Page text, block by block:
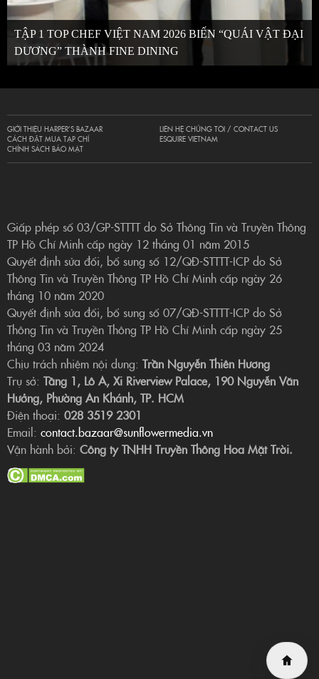
TẬP 1 TOP CHEF VIỆT NAM 2026 BIẾN “QUÁI VẬT ĐẠI
DƯƠNG” THÀNH FINE DINING
GIỚI THIỆU HARPER’S BAZAAR
CÁCH ĐẶT MUA TẠP CHÍ
CHÍNH SÁCH BẢO MẬT
LIÊN HỆ CHÚNG TÔI / CONTACT US
ESQUIRE VIETNAM
Giấp phép số 03/GP-STTTT do Sở Thông Tin và Truyền Thông
TP Hồ Chí Minh cấp ngày 12 tháng 01 năm 2015
Quyết định sửa đổi, bổ sung số 12/QĐ-STTTT-ICP do Sở
Thông Tin và Truyền Thông TP Hồ Chí Minh cấp ngày 26
tháng 10 năm 2020
Quyết định sửa đổi, bổ sung số 07/QĐ-STTTT-ICP do Sở
Thông Tin và Truyền Thông TP Hồ Chí Minh cấp ngày 25
tháng 03 năm 2024
Chịu trách nhiệm nội dung: Trần Nguyễn Thiên Hương
Trụ sở: Tầng 1, Lô A, Xi Riverview Palace, 190 Nguyễn Văn
Hưởng, Phường An Khánh, TP. HCM
Điện thoại: 028 3519 2301
Email: contact.bazaar@sunflowermedia.vn
Vận hành bởi: Công ty TNHH Truyền Thông Hoa Mặt Trời.